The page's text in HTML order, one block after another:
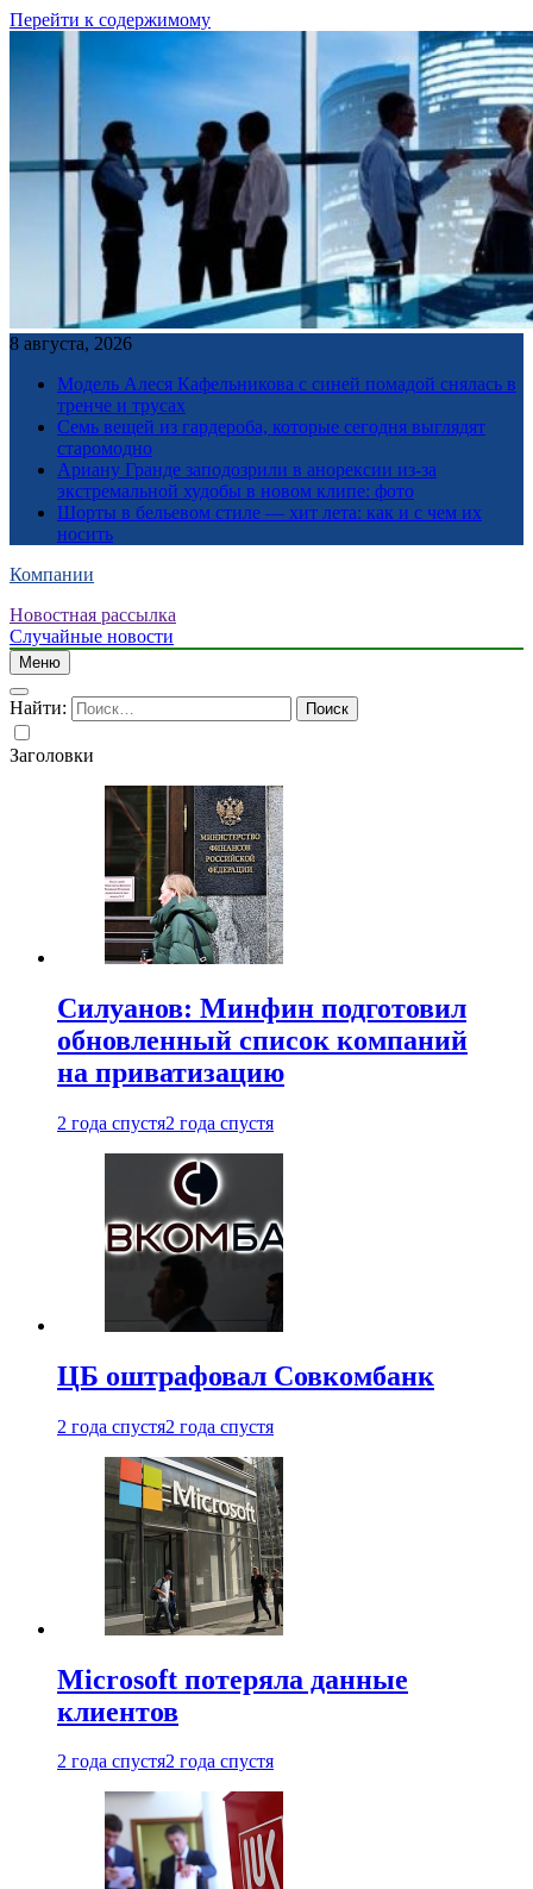
Перейти к содержимому
8 августа, 2026
Модель Алеся Кафельникова с синей помадой снялась в
тренче и трусах
Семь вещей из гардероба, которые сегодня выглядят
старомодно
Ариану Гранде заподозрили в анорексии из-за
экстремальной худобы в новом клипе: фото
Шорты в бельевом стиле — хит лета: как и с чем их
носить
Компании
Новостная рассылка
Случайные новости
Меню
Найти:
Заголовки
Силуанов: Минфин подготовил
обновленный список компаний
на приватизацию
2 года спустя2 года спустя
ЦБ оштрафовал Совкомбанк
2 года спустя2 года спустя
Microsoft потеряла данные
клиентов
2 года спустя2 года спустя